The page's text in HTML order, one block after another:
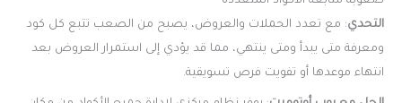
التحدي: مع تعدد الحملات والعروض، يصبح من الصعب تتبع كل كود
ومعرفة متى يبدأ ومتى ينتهي، مما قد يؤدي إلى استمرار العروض بعد
انتهاء موعدها أو تفويت فرص تسويقية.